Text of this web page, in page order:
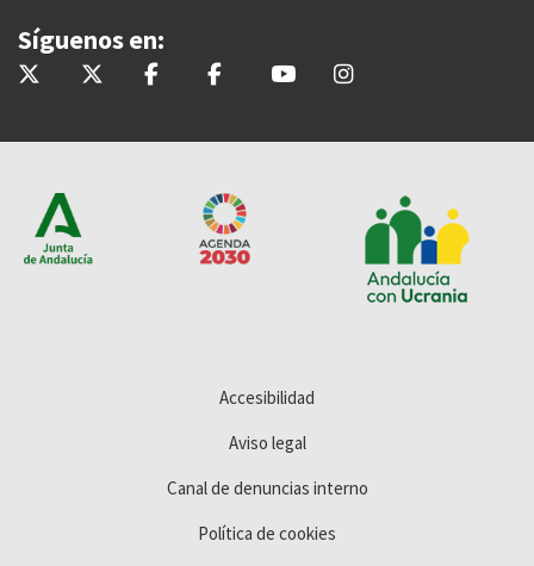
Síguenos en:
@InteriorJunta
@saludand@InteriorJunta@Saludandalucia
@Saludand@saludand
Accesibilidad
Aviso legal
Canal de denuncias interno
Política de cookies